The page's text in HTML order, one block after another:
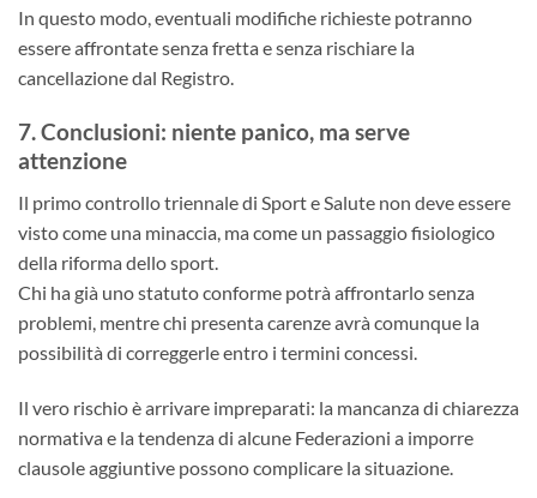
In questo modo, eventuali modifiche richieste potranno
essere affrontate senza fretta e senza rischiare la
cancellazione dal Registro.
7. Conclusioni: niente panico, ma serve
attenzione
Il primo controllo triennale di Sport e Salute non deve essere
visto come una minaccia, ma come un passaggio fisiologico
della riforma dello sport.
Chi ha già uno statuto conforme potrà affrontarlo senza
problemi, mentre chi presenta carenze avrà comunque la
possibilità di correggerle entro i termini concessi.
Il vero rischio è arrivare impreparati: la mancanza di chiarezza
normativa e la tendenza di alcune Federazioni a imporre
clausole aggiuntive possono complicare la situazione.